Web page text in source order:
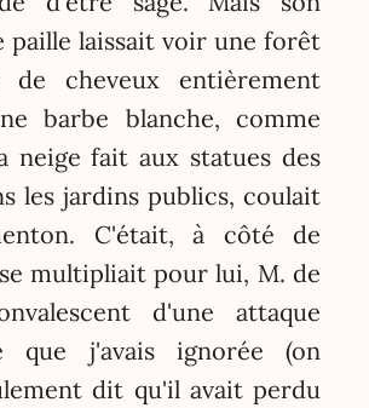
paille laissait voir une forêt
de cheveux entièrement
barbe blanche, comme
neige fait aux statues des
les jardins publics, coulait
C'était, à côté de
multipliait pour lui, M. de
d'une attaque
que j'avais ignorée (on
dit qu'il avait perdu